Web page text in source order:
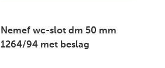
Nemef wc-slot dm 50 mm
1264/94 met beslag